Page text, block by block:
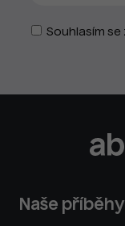
Souhlasím
Naše příběhy